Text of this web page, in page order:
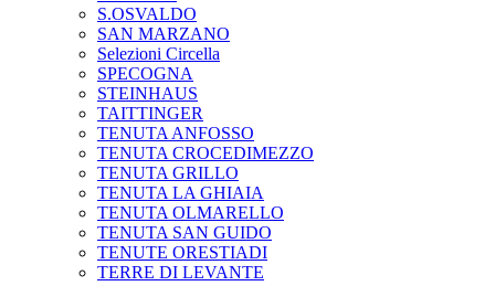
S.OSVALDO
SAN MARZANO
Selezioni Circella
SPECOGNA
STEINHAUS
TAITTINGER
TENUTA ANFOSSO
TENUTA CROCEDIMEZZO
TENUTA GRILLO
TENUTA LA GHIAIA
TENUTA OLMARELLO
TENUTA SAN GUIDO
TENUTE ORESTIADI
TERRE DI LEVANTE